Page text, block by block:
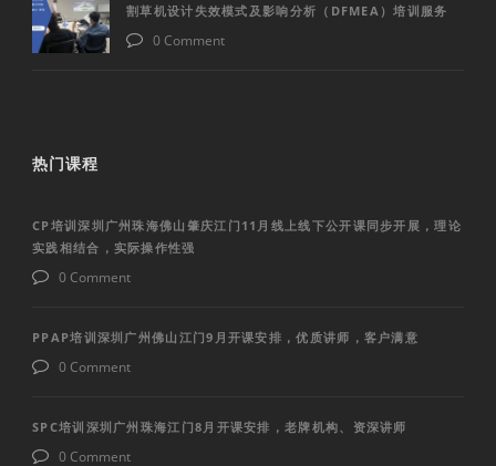
割草机设计失效模式及影响分析（DFMEA）培训服务
0 Comment
热门课程
CP培训深圳广州珠海佛山肇庆江门11月线上线下公开课同步开展，理论
实践相结合，实际操作性强
0 Comment
PPAP培训深圳广州佛山江门9月开课安排，优质讲师，客户满意
0 Comment
SPC培训深圳广州珠海江门8月开课安排，老牌机构、资深讲师
0 Comment